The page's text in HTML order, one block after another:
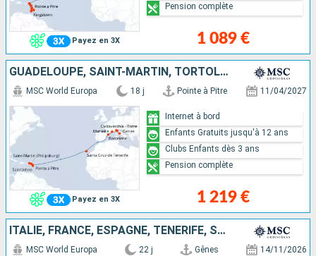
Payez en 3X 1 089 €
Pension complète
GUADELOUPE, SAINT-MARTIN, TORTOLA, ANTIGUA-ET-BARBUDA, TENERIFE, ESPAGNE, FRANCE, ITALIE
Payez en 3X
MSC World Europa 18 j Pointe à Pitre 11/04/2027
1 219 €
Internet à bord
Enfants Gratuits jusqu'à 12 ans
Clubs Enfants dès 3 ans
Pension complète
ITALIE, FRANCE, ESPAGNE, TENERIFE, SAINT-MARTIN, SAINT-CHRISTOPHE-ET-NIÉVÈS, SAINT VINCENT-ET-LES-GRENADINES, BARBADE, GRENADE, MARTINIQUE
MSC World Europa 22 j Gênes 14/11/2026